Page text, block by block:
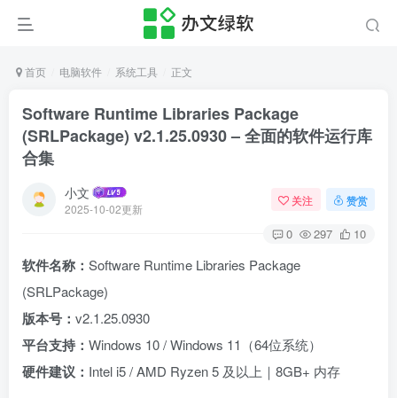
首页 电脑软件 系统工具 正文
Software Runtime Libraries Package
(SRLPackage) v2.1.25.0930 – 全面的软件运行库
合集
小文
2025-10-02更新
关注 赞赏
0 297 10
软件名称： Software Runtime Libraries Package
(SRLPackage)
版本号： v2.1.25.0930
平台支持： Windows 10 / Windows 11（64位系统）
硬件建议： Intel i5 / AMD Ryzen 5 及以上｜8GB+ 内存